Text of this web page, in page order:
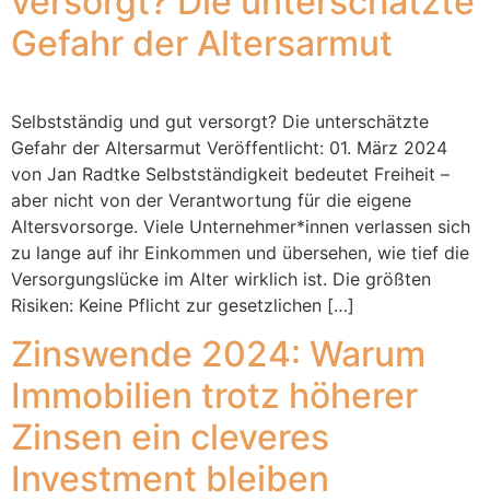
Gefahr der Altersarmut
Selbstständig und gut versorgt? Die unterschätzte
Gefahr der Altersarmut Veröffentlicht: 01. März 2024
von Jan Radtke Selbstständigkeit bedeutet Freiheit –
aber nicht von der Verantwortung für die eigene
Altersvorsorge. Viele Unternehmer*innen verlassen sich
zu lange auf ihr Einkommen und übersehen, wie tief die
Versorgungslücke im Alter wirklich ist. Die größten
Risiken: Keine Pflicht zur gesetzlichen […]
Zinswende 2024: Warum
Immobilien trotz höherer
Zinsen ein cleveres
Investment bleiben